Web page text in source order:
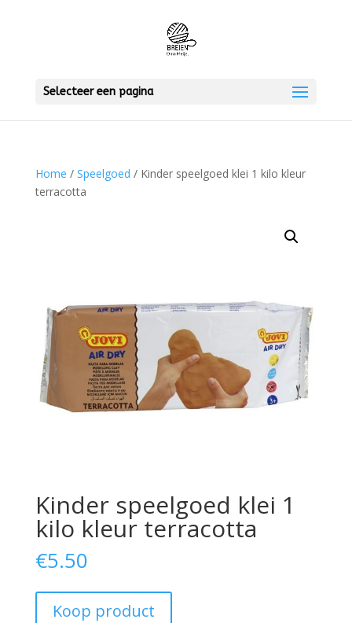
Selecteer een pagina
Home / Speelgoed / Kinder speelgoed klei 1 kilo kleur
terracotta
Kinder speelgoed klei 1
kilo kleur terracotta
€5.50
Koop product